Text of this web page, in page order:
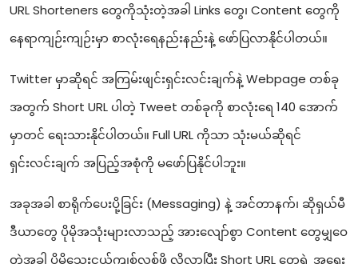
URL Shorteners တွေကိုသုံးတဲ့အခါ Links တွေ၊ Content တွေကို
နေရာကျဉ်းကျဉ်းမှာ စာလုံးရေနည်းနည်းနဲ့ ဖော်ပြလာနိုင်ပါတယ်။
Twitter မှာဆိုရင် အကြမ်းဖျင်းရှင်းလင်းချက်နဲ့ Webpage တစ်ခု
အတွက် Short URL ပါတဲ့ Tweet တစ်ခုကို စာလုံးရေ 140 အောက်
မှာတင် ရေးသားနိုင်ပါတယ်။ Full URL ကိုသာ သုံးမယ်ဆိုရင်
ရှင်းလင်းချက် အပြည့်အစုံကို မဖော်ပြနိုင်ပါဘူး။
အခုအခါ စာရိုက်ပေးပို့ခြင်း (Messaging) နဲ့ အင်တာနက်၊ ဆိုရှယ်မီ
ဒီယာတွေ ပိုမိုအသုံးများလာသည့် အားလျော်စွာ Content တွေမျှဝေ
တဲ့အခါ ပိုမိုသေးငယ်ကျစ်လစ်ဖို့ လိုလာပြီး Short URL တွေရဲ့ အရေး